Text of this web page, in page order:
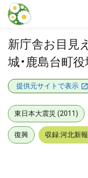
本文に飛ぶ
新庁舎お目見
城・鹿島台町
提供元サイトで表示
東日本大震災 (2011)
復興 収録:河北新